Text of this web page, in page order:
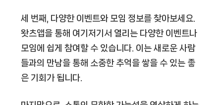
세 번째, 다양한 이벤트와 모임 정보를 찾아보세요.
왓츠앱을 통해 여기저기서 열리는 다양한 이벤트나
모임에 쉽게 참여할 수 있습니다. 이는 새로운 사람
들과의 만남을 통해 소중한 추억을 쌓을 수 있는 좋
은 기회가 됩니다.